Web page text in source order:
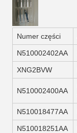
Numer części
N510002402AA
XNG2BVW
N510002400AA
N510018477AA
N510018251AA